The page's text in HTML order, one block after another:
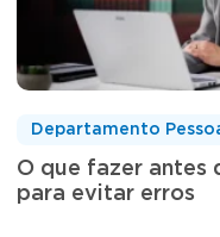
O que fazer antes
para evitar erros
Departamento